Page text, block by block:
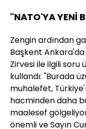
"NATO'YA YENİ
Zengin ardından
Başkent
Zirvesi ile ilgili soru
kullandı: "Burada
muhalefet,
hacminden daha
maalesef
önemli ve Sayın